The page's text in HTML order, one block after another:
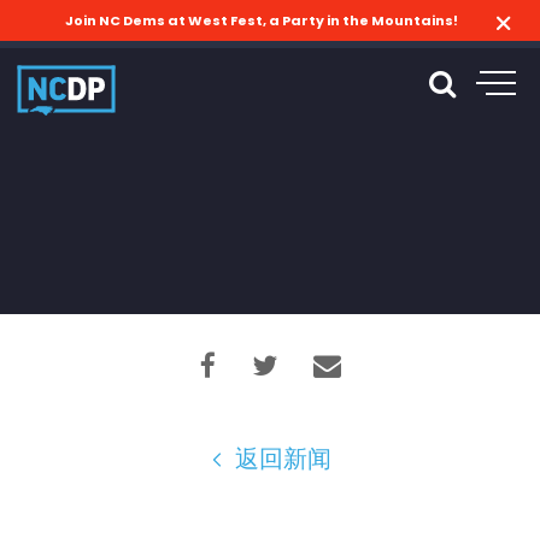
Join NC Dems at West Fest, a Party in the Mountains!
返回新闻